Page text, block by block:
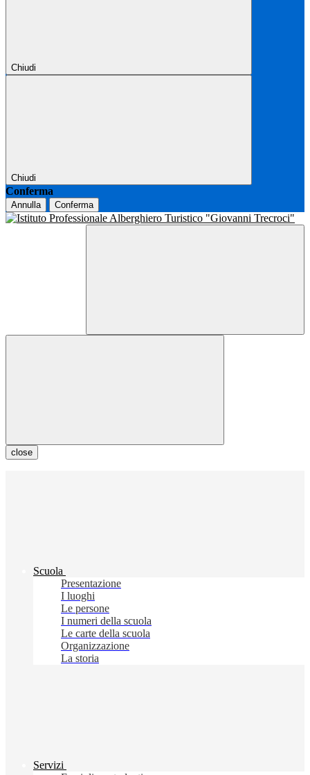
Chiudi
Chiudi
Conferma
Annulla Conferma
close
Scuola
Presentazione
I luoghi
Le persone
I numeri della scuola
Le carte della scuola
Organizzazione
La storia
Servizi